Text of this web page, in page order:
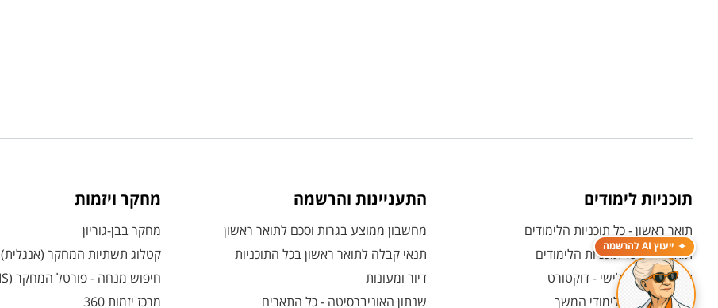
ייעוץ AI להרשמה
תוכניות לימודים
תואר ראשון - כל תוכניות הלימודים
תואר שני - כל תוכניות הלימודים
לימודי תואר שלישי - דוקטורט
לימודי תעודה ולימודי המשך
התעניינות והרשמה
מחשבון ממוצע בגרות וסכם לתואר ראשון
תנאי קבלה לתואר ראשון בכל התוכניות
דיור ומעונות
שנתון האוניברסיטה - כל התארים
מחקר ויזמות
מחקר בבן-גוריון
קטלוג תשתיות המחקר (אנגלית)
חיפוש מנחה - פורטל המחקר (CRIS)
מרכז יזמות 360